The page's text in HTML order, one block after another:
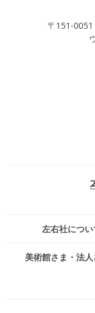
左右社につい
美術館さま・法
〒151-0051